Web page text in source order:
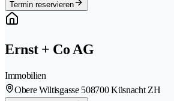
Termin reservieren
Ernst + Co AG
Immobilien
Obere Wiltisgasse 508700 Küsnacht ZH